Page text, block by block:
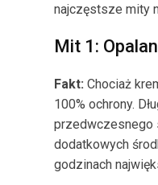
najczęstsze mity
Mit 1:
Fakt: Chociaż
100% ochrony.
przedwczesnego
dodatkowych
godzinach